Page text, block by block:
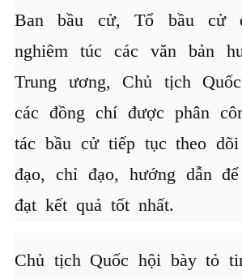
Ban bầu cử, Tổ bầu cử
nghiêm túc các văn bản
Trung ương, Chủ tịch
các đồng chí được phân
tác bầu cử tiếp tục theo
đạo, chỉ đạo, hướng dẫn
đạt kết quả tốt nhất.
Chủ tịch Quốc hội bày tỏ